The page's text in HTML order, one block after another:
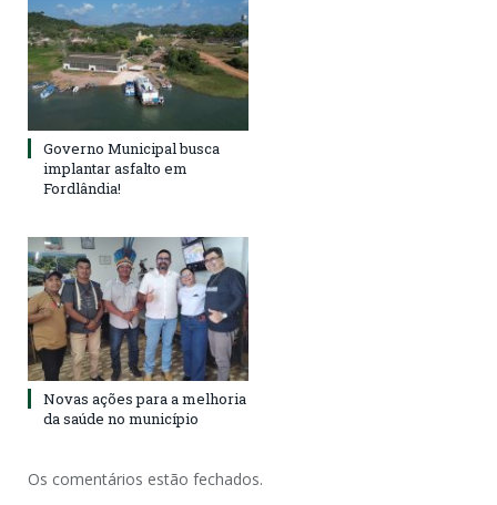
Governo Municipal busca
implantar asfalto em
Fordlândia!
Novas ações para a melhoria
da saúde no município
Os comentários estão fechados.